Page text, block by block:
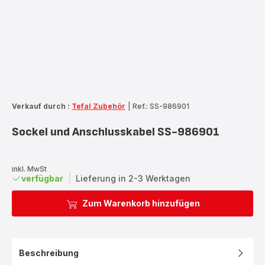
Verkauf durch : Tefal Zubehör Ref.: SS-986901
Sockel und Anschlusskabel SS-986901
inkl. MwSt
verfügbar Lieferung in 2-3 Werktagen
Zum Warenkorb hinzufügen
Beschreibung